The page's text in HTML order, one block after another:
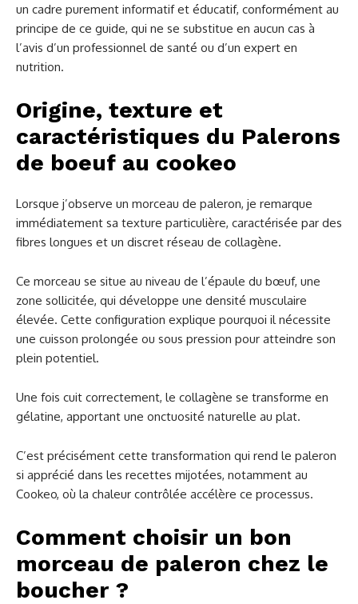
un cadre purement informatif et éducatif, conformément au
principe de ce guide, qui ne se substitue en aucun cas à
l’avis d’un professionnel de santé ou d’un expert en
nutrition.
Origine, texture et
caractéristiques du Palerons
de boeuf au cookeo
Lorsque j’observe un morceau de paleron, je remarque
immédiatement sa texture particulière, caractérisée par des
fibres longues et un discret réseau de collagène.
Ce morceau se situe au niveau de l’épaule du bœuf, une
zone sollicitée, qui développe une densité musculaire
élevée. Cette configuration explique pourquoi il nécessite
une cuisson prolongée ou sous pression pour atteindre son
plein potentiel.
Une fois cuit correctement, le collagène se transforme en
gélatine, apportant une onctuosité naturelle au plat.
C’est précisément cette transformation qui rend le paleron
si apprécié dans les recettes mijotées, notamment au
Cookeo, où la chaleur contrôlée accélère ce processus.
Comment choisir un bon
morceau de paleron chez le
boucher ?